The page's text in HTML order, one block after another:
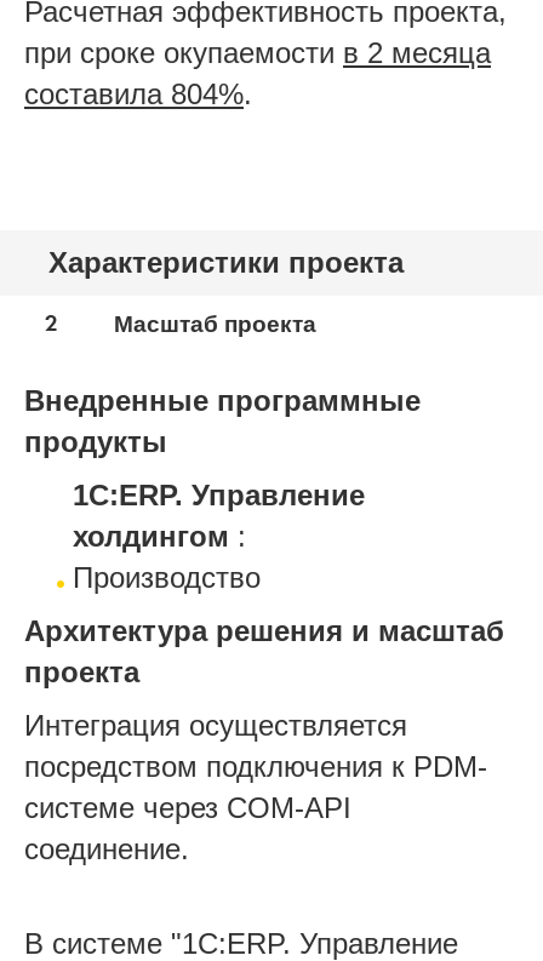
Расчетная эффективность проекта,
при сроке окупаемости в 2 месяца
составила 804%.
Характеристики проекта
2 Масштаб проекта
Внедренные программные
продукты
1С:ERP. Управление
холдингом :
Производство
Архитектура решения и масштаб
проекта
Интеграция осуществляется
посредством подключения к PDM-
системе через COM-API
соединение.
В системе "1С:ERP. Управление